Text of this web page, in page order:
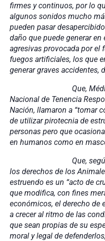
firmes y continuos, por lo
algunos sonidos mucho
pueden pasar
daño que puede generar
agresivas provocada por el
fuegos artificiales, los que
generar graves accidentes,
Que, Médicos
Nacional de Tenencia
Nación, llamaron a “tomar
de utilizar pirotecnia de
personas pero que
en humanos como en
Que, según la
los derechos de los
estruendo es un “acto de
que modifica, con fines
económicos, el derecho de
a crecer al ritmo de las
que sean propias de su
moral y legal de